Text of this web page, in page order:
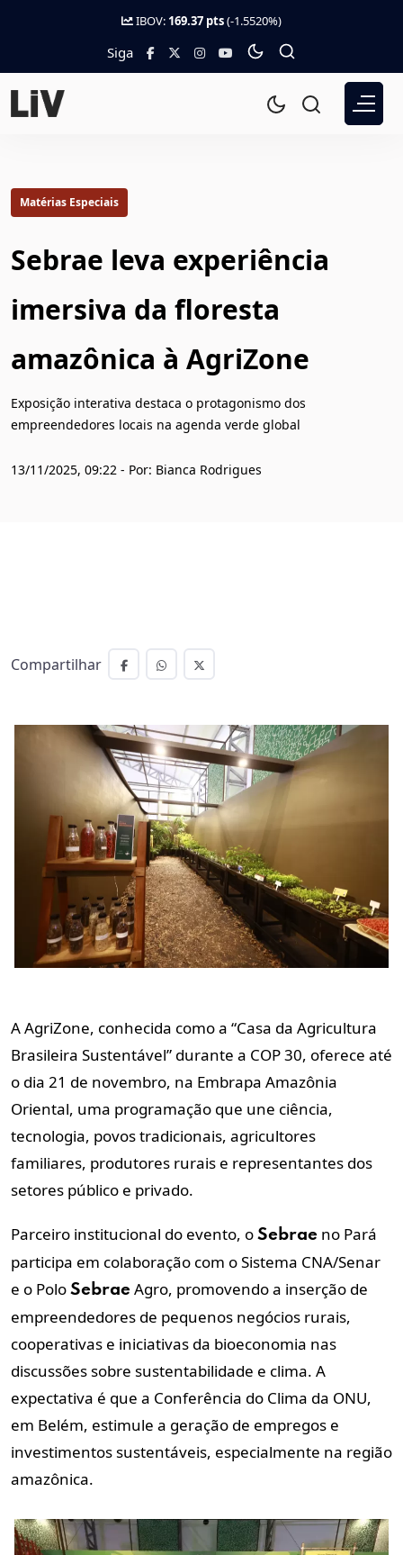
IBOV: 169.37 pts(-1.5520%)
Siga
Matérias Especiais
Sebrae leva experiência
imersiva da floresta
amazônica à AgriZone
Exposição interativa destaca o protagonismo dos
empreendedores locais na agenda verde global
13/11/2025, 09:22 - Por: Bianca Rodrigues
Compartilhar
A AgriZone, conhecida como a “Casa da Agricultura
Brasileira Sustentável” durante a COP 30, oferece até
o dia 21 de novembro, na Embrapa Amazônia
Oriental, uma programação que une ciência,
tecnologia, povos tradicionais, agricultores
familiares, produtores rurais e representantes dos
setores público e privado.
Parceiro institucional do evento, o Sebrae no Pará
participa em colaboração com o Sistema CNA/Senar
e o Polo Sebrae Agro, promovendo a inserção de
empreendedores de pequenos negócios rurais,
cooperativas e iniciativas da bioeconomia nas
discussões sobre sustentabilidade e clima. A
expectativa é que a Conferência do Clima da ONU,
em Belém, estimule a geração de empregos e
investimentos sustentáveis, especialmente na região
amazônica.